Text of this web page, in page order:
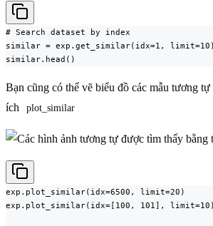
# Search dataset by index
similar = exp.get_similar(idx=1, limit=10)
similar.head()
Bạn cũng có thể vẽ biểu đồ các mẫu tương
ích
plot_similar
exp.plot_similar(idx=6500, limit=20)
exp.plot_similar(idx=[100, 101],